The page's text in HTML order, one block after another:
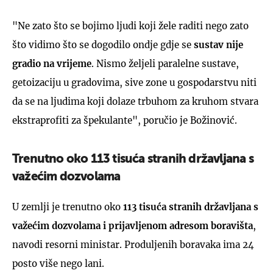
"Ne zato što se bojimo ljudi koji žele raditi nego zato
što vidimo što se dogodilo ondje gdje se sustav nije
gradio na vrijeme. Nismo željeli paralelne sustave,
getoizaciju u gradovima, sive zone u gospodarstvu niti
da se na ljudima koji dolaze trbuhom za kruhom stvara
ekstraprofiti za špekulante", poručio je Božinović.
Trenutno oko 113 tisuća stranih državljana s
važećim dozvolama
U zemlji je trenutno oko 113 tisuća stranih državljana s
važećim dozvolama i prijavljenom adresom boravišta,
navodi resorni ministar. Produljenih boravaka ima 24
posto više nego lani.